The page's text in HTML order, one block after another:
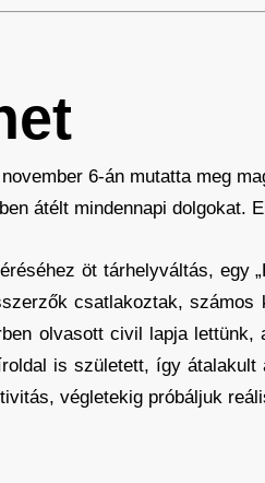
6-án mutatta meg
átélt mindennapi dolgokat.
öt tárhelyváltás, egy
csatlakoztak, számos
olvasott civil lapja lettünk,
is született, így
végletekig próbáljuk